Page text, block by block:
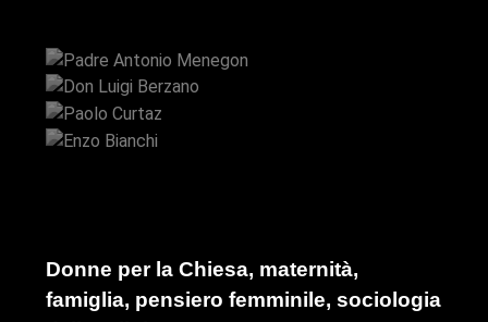
Don Luigi Berzano
Paolo Curtaz
Donne per la Chiesa, maternità,
famiglia, pensiero femminile, sociologia